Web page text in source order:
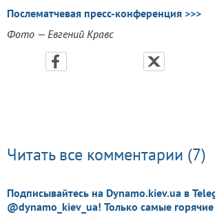
Послематчевая пресс-конференция >>>
Фото — Евгений Кравс
Читать все комментарии (7)
Подписывайтесь на Dynamo.kiev.ua в
@dynamo_kiev_ua! Только самые